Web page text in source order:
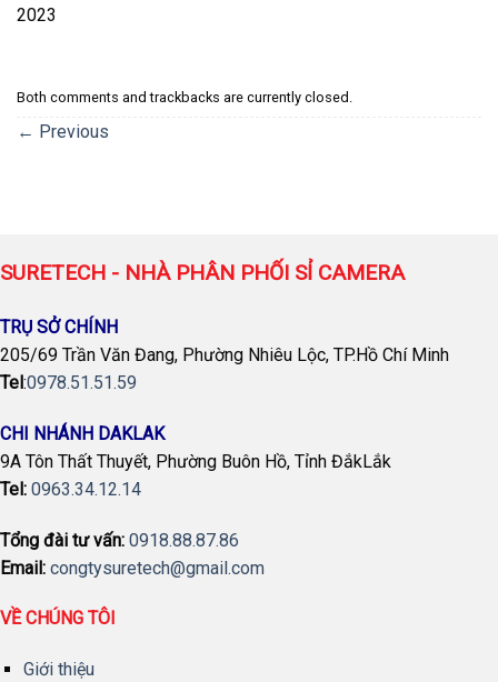
2023
Both comments and trackbacks are currently closed.
← Previous
SURETECH - NHÀ PHÂN PHỐI SỈ CAMERA
TRỤ SỞ CHÍNH
205/69 Trần Văn Đang, Phường Nhiêu Lộc, TP.Hồ Chí Minh
Tel:0978.51.51.59
CHI NHÁNH DAKLAK
9A Tôn Thất Thuyết, Phường Buôn Hồ, Tỉnh ĐắkLắk
Tel: 0963.34.12.14
Tổng đài tư vấn: 0918.88.87.86
Email: congtysuretech@gmail.com
VỀ CHÚNG TÔI
Giới thiệu